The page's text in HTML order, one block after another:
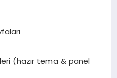
(hazır tema & panel